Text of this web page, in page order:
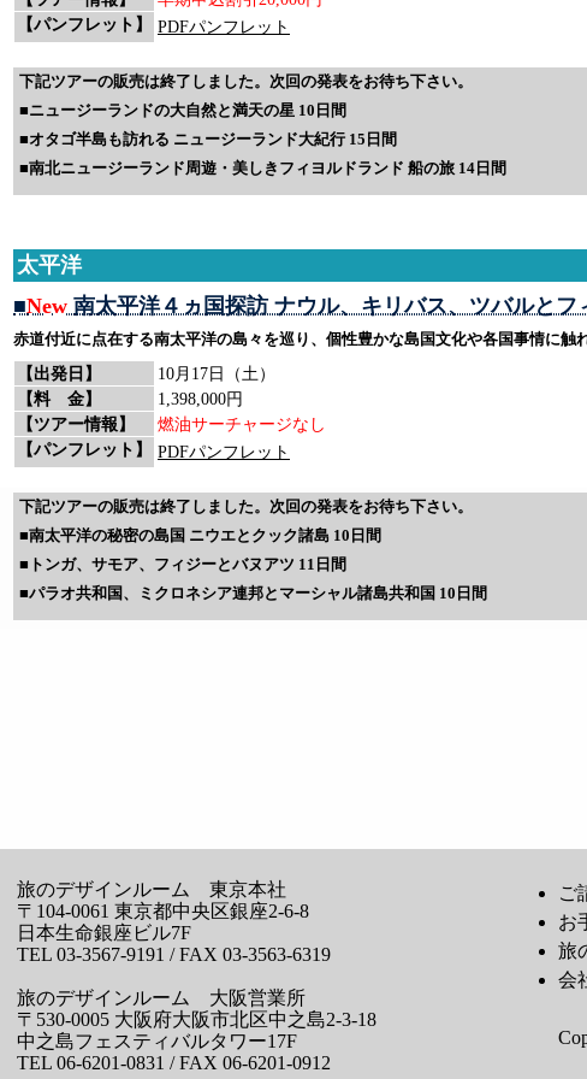
【パンフレット】
PDFパンフレット
下記ツアーの販売は終了しました。次回の発表をお待ち下さい。
■ニュージーランドの大自然と満天の星 10日間
■オタゴ半島も訪れる ニュージーランド大紀行 15日間
■南北ニュージーランド周遊・美しきフィヨルドランド 船の旅 14日間
太平洋
■New 南太平洋４ヵ国探訪 ナウル、キリバス、ツバルとフ
赤道付近に点在する南太平洋の島々を巡り、個性豊かな島国文化や各国事情に触
【出発日】
10月17日（土）
【料 金】
1,398,000円
【ツアー情報】
燃油サーチャージなし
【パンフレット】
PDFパンフレット
下記ツアーの販売は終了しました。次回の発表をお待ち下さい。
■南太平洋の秘密の島国 ニウエとクック諸島 10日間
■ トンガ、サモア、フィジーとバヌアツ 11日間
■パラオ共和国、ミクロネシア連邦とマーシャル諸島共和国 10日間
旅のデザインルーム 東京本社
〒104-0061 東京都中央区銀座2-6-8
日本生命銀座ビル7F
TEL 03-3567-9191 / FAX 03-3563-6319
旅のデザインルーム 大阪営業所
〒530-0005 大阪府大阪市北区中之島2-3-18
中之島フェスティバルタワー17F
TEL 06-6201-0831 / FAX 06-6201-0912
ご
お
旅
会